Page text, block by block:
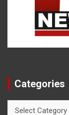
Categories